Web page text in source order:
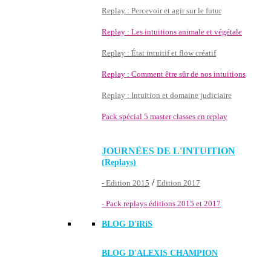
Replay : Percevoir et agir sur le futur
Replay : Les intuitions animale et végétale
Replay : État intuitif et flow créatif
Replay : Comment être sûr de nos intuitions
Replay : Intuition et domaine judiciaire
Pack spécial 5 master classes en replay
JOURNÉES DE L'INTUITION
(Replays)
- Edition 2015 / Edition 2017
- Pack replays éditions 2015 et 2017
BLOG D'iRiS
BLOG D'ALEXIS CHAMPION